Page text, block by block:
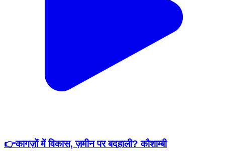
👉कागज़ों में विकास, ज़मीन पर बदहाली? कौशाम्बी